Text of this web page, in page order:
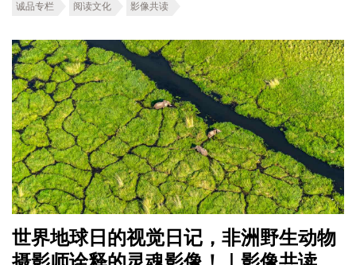
诚品专栏 阅读文化 影像共读
世界地球日的视觉日记，非洲野生动物